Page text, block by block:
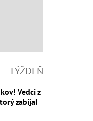
TÝŽDEŇ
Vedci z
zabíjal